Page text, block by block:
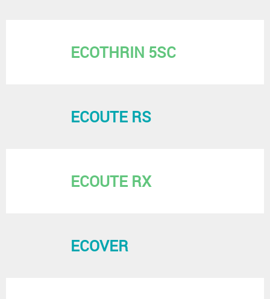
ECOTHRIN 5SC
ECOUTE RS
ECOUTE RX
ECOVER